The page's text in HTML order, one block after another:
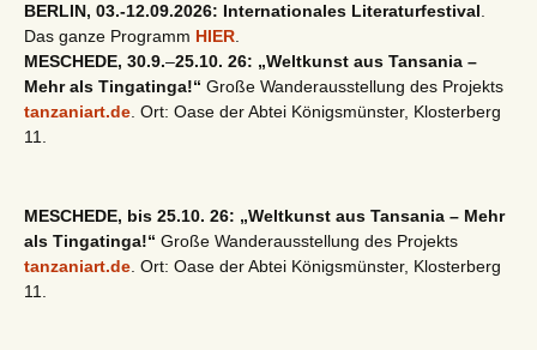
BERLIN, 03.-12.09.2026: Internationales Literaturfestival
Das ganze Programm HIER
MESCHEDE, 30.9.–25.10. 26: „Weltkunst aus Tansania –
Mehr als Tingatinga!“ Große Wanderausstellung des Projekts
tanzaniart.de . Ort: Oase der Abtei Königsmünster, Klosterberg
11.
MESCHEDE, bis 25.10. 26: „Weltkunst aus Tansania – Mehr
als Tingatinga!“ Große Wanderausstellung des Projekts
tanzaniart.de . Ort: Oase der Abtei Königsmünster, Klosterberg
11.